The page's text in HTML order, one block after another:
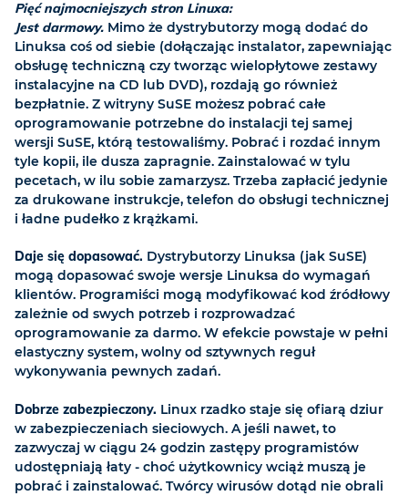
Pięć najmocniejszych stron Linuxa:
Jest darmowy. Mimo że dystrybutorzy mogą dodać do
Linuksa coś od siebie (dołączając instalator, zapewniając
obsługę techniczną czy tworząc wielopłytowe zestawy
instalacyjne na CD lub DVD), rozdają go również
bezpłatnie. Z witryny SuSE możesz pobrać całe
oprogramowanie potrzebne do instalacji tej samej
wersji SuSE, którą testowaliśmy. Pobrać i rozdać innym
tyle kopii, ile dusza zapragnie. Zainstalować w tylu
pecetach, w ilu sobie zamarzysz. Trzeba zapłacić jedynie
za drukowane instrukcje, telefon do obsługi technicznej
i ładne pudełko z krążkami.
Daje się dopasować. Dystrybutorzy Linuksa (jak SuSE)
mogą dopasować swoje wersje Linuksa do wymagań
klientów. Programiści mogą modyfikować kod źródłowy
zależnie od swych potrzeb i rozprowadzać
oprogramowanie za darmo. W efekcie powstaje w pełni
elastyczny system, wolny od sztywnych reguł
wykonywania pewnych zadań.
Dobrze zabezpieczony. Linux rzadko staje się ofiarą dziur
w zabezpieczeniach sieciowych. A jeśli nawet, to
zazwyczaj w ciągu 24 godzin zastępy programistów
udostępniają łaty - choć użytkownicy wciąż muszą je
pobrać i zainstalować. Twórcy wirusów dotąd nie obrali